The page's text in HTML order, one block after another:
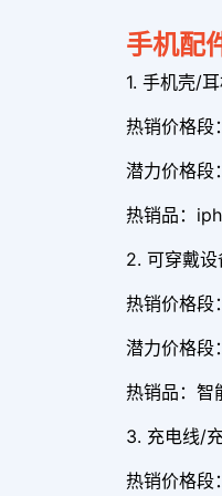
手机配
1. 手机壳/
热销价格
潜力价格
热销品：
2. 可穿戴设
热销价格段
潜力价格
热销品：智
3. 充电线/
热销价格